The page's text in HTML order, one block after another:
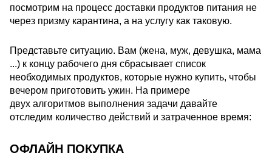
посмотрим на процесс доставки продуктов питания не
через призму карантина, а на услугу как таковую.
Представьте ситуацию. Вам (жена, муж, девушка, мама
...) к концу рабочего дня сбрасывает список
необходимых продуктов, которые нужно купить, чтобы
вечером приготовить ужин. На примере
двух алгоритмов выполнения задачи давайте
отследим количество действий и затраченное время:
ОФЛАЙН ПОКУПКА